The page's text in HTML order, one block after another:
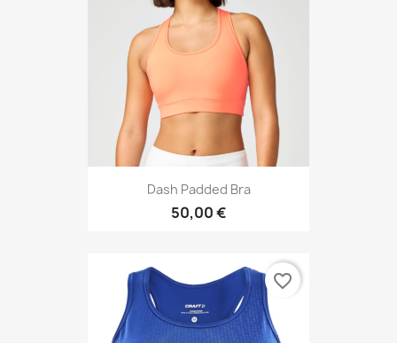
Dash Padded Bra
50,00 €
favorite_border